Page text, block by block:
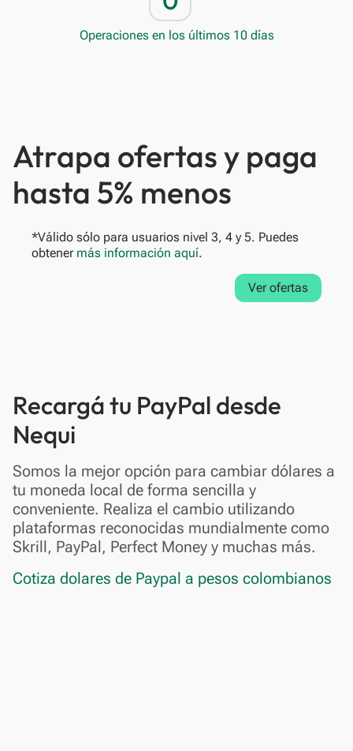
Operaciones en los últimos 10 días
Atrapa ofertas y paga
hasta 5% menos
*Válido sólo para usuarios nivel 3, 4 y 5. Puedes
obtener más información aquí.
Ver ofertas
Recargá tu PayPal desde
Nequi
Somos la mejor opción para cambiar dólares a
tu moneda local de forma sencilla y
conveniente. Realiza el cambio utilizando
plataformas reconocidas mundialmente como
Skrill, PayPal, Perfect Money y muchas más.
Cotiza dolares de Paypal a pesos colombianos